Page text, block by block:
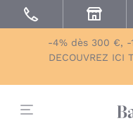
-4% dès 300 €, -
DECOUVREZ ICI